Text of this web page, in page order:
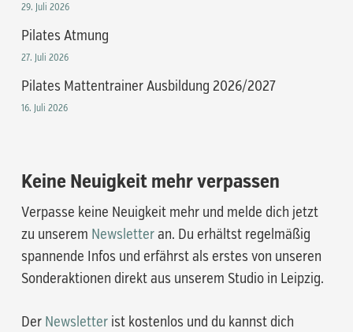
29. Juli 2026
Pilates Atmung
27. Juli 2026
Pilates Mattentrainer Ausbildung 2026/2027
16. Juli 2026
Keine Neuigkeit mehr verpassen
Verpasse keine Neuigkeit mehr und melde dich jetzt
zu unserem Newsletteran. Du erhältst regelmäßig
spannende Infos und erfährst als erstes von unseren
Sonderaktionen direkt aus unserem Studio in Leipzig.
Der Newsletterist kostenlos und du kannst dich